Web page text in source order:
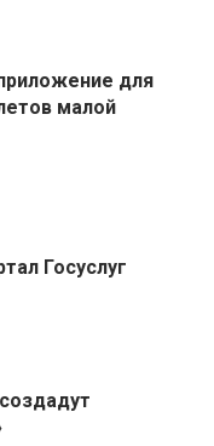
для
малой
Госуслуг